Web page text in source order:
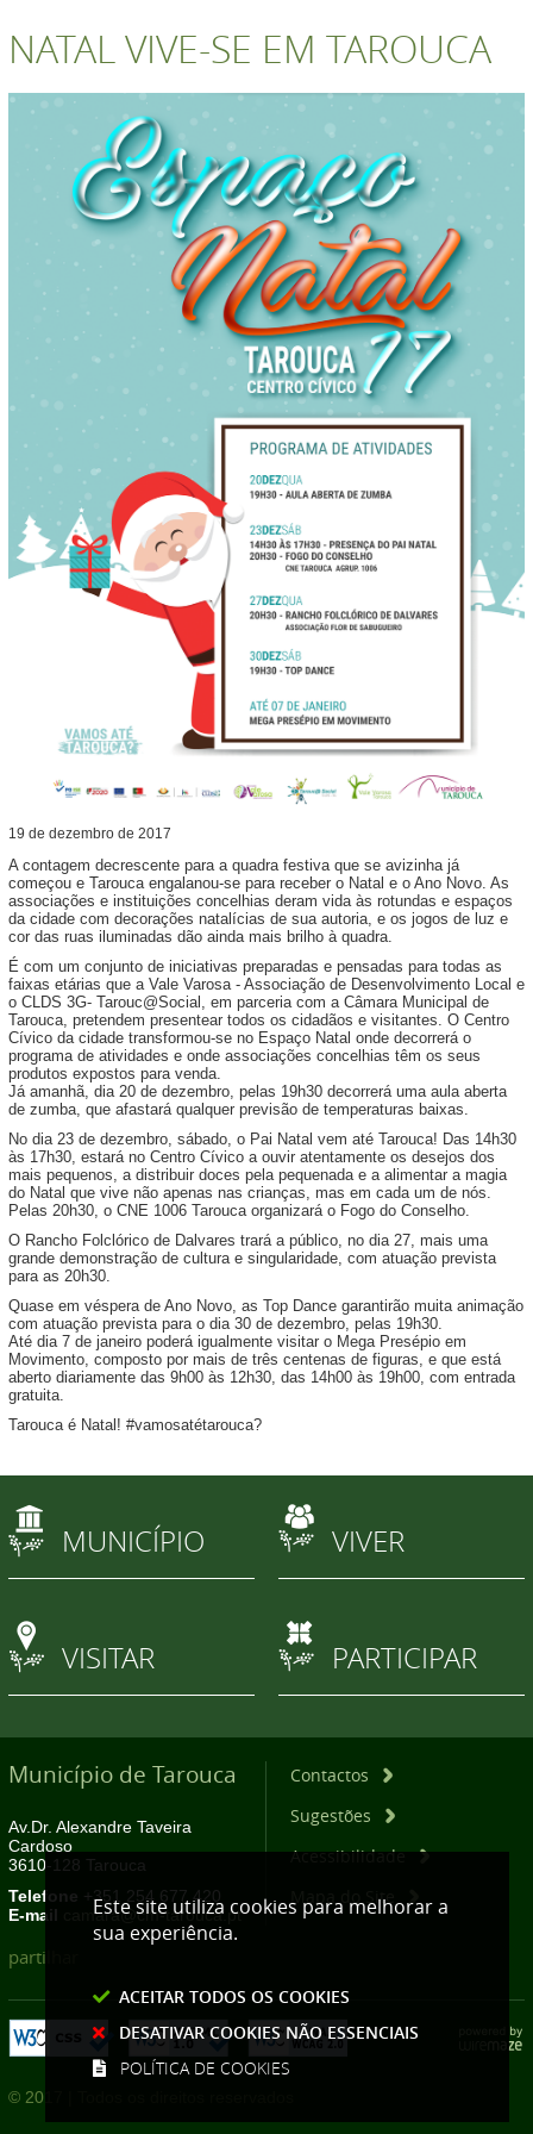
NATAL VIVE-SE EM TAROUCA
19 de dezembro de 2017
A contagem decrescente para a quadra festiva que se avizinha já
começou e Tarouca engalanou-se para receber o Natal e o Ano Novo. As
associações e instituições concelhias deram vida às rotundas e espaços
da cidade com decorações natalícias de sua autoria, e os jogos de luz e
cor das ruas iluminadas dão ainda mais brilho à quadra.
É com um conjunto de iniciativas preparadas e pensadas para todas as
faixas etárias que a Vale Varosa - Associação de Desenvolvimento Local e
o CLDS 3G- Tarouc@Social, em parceria com a Câmara Municipal de
Tarouca, pretendem presentear todos os cidadãos e visitantes. O Centro
Cívico da cidade transformou-se no Espaço Natal onde decorrerá o
programa de atividades e onde associações concelhias têm os seus
produtos expostos para venda.
Já amanhã, dia 20 de dezembro, pelas 19h30 decorrerá uma aula aberta
de zumba, que afastará qualquer previsão de temperaturas baixas.
No dia 23 de dezembro, sábado, o Pai Natal vem até Tarouca! Das 14h30
às 17h30, estará no Centro Cívico a ouvir atentamente os desejos dos
mais pequenos, a distribuir doces pela pequenada e a alimentar a magia
do Natal que vive não apenas nas crianças, mas em cada um de nós.
Pelas 20h30, o CNE 1006 Tarouca organizará o Fogo do Conselho.
O Rancho Folclórico de Dalvares trará a público, no dia 27, mais uma
grande demonstração de cultura e singularidade, com atuação prevista
para as 20h30.
Quase em véspera de Ano Novo, as Top Dance garantirão muita animação
com atuação prevista para o dia 30 de dezembro, pelas 19h30.
Até dia 7 de janeiro poderá igualmente visitar o Mega Presépio em
Movimento, composto por mais de três centenas de figuras, e que está
aberto diariamente das 9h00 às 12h30, das 14h00 às 19h00, com entrada
gratuita.
Tarouca é Natal! #vamosatétarouca?
MUNICÍPIO VIVER
VISITAR PARTICIPAR
Município de Tarouca
Av.Dr. Alexandre Taveira
Cardoso
3610-128 Tarouca
Telefone +351 254 677 420
E-mail
camara@cm-tarouca.pt
Contactos
Sugestões
Acessibilidade
Mapa do Site
partilhar
© 2017 | Todos os direitos reservados
Este site utiliza cookies para melhorar a
sua experiência.
ACEITAR TODOS OS COOKIES
DESATIVAR COOKIES NÃO ESSENCIAIS
POLÍTICA DE COOKIES